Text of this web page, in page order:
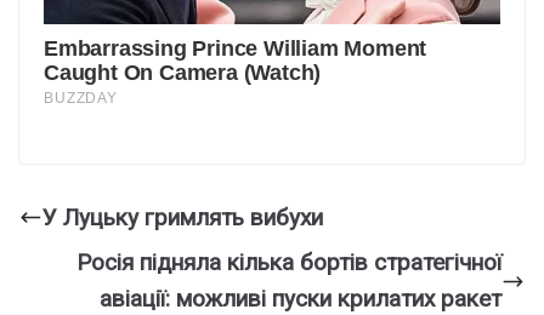
У Луцьку гримлять вибухи
Росія підняла кілька бортів стратегічної
авіації: можливі пуски крилатих ракет